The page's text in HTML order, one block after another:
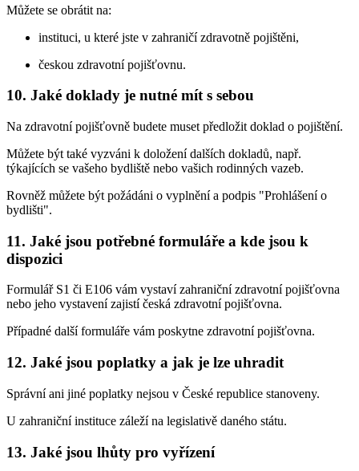
Můžete se obrátit na:
instituci, u které jste v zahraničí zdravotně pojištěni,
českou zdravotní pojišťovnu.
10. Jaké doklady je nutné mít s sebou
Na zdravotní pojišťovně budete muset předložit doklad o pojištění.
Můžete být také vyzváni k doložení dalších dokladů, např.
týkajících se vašeho bydliště nebo vašich rodinných vazeb.
Rovněž můžete být požádáni o vyplnění a podpis "Prohlášení o
bydlišti".
11. Jaké jsou potřebné formuláře a kde jsou k
dispozici
Formulář S1 či E106 vám vystaví zahraniční zdravotní pojišťovna
nebo jeho vystavení zajistí česká zdravotní pojišťovna.
Případné další formuláře vám poskytne zdravotní pojišťovna.
12. Jaké jsou poplatky a jak je lze uhradit
Správní ani jiné poplatky nejsou v České republice stanoveny.
U zahraniční instituce záleží na legislativě daného státu.
13. Jaké jsou lhůty pro vyřízení